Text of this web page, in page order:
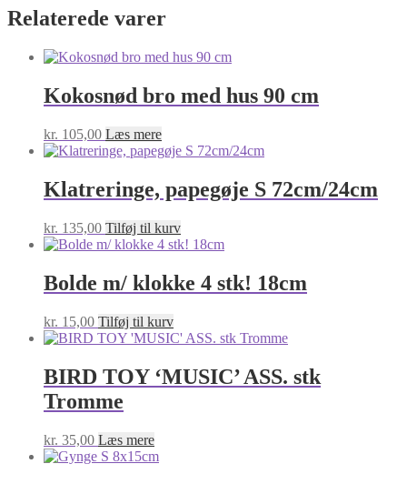
HANGER
W
PERLER
REB55x14CM
Relaterede varer
Kokosnød bro med hus 90 cm
kr. 105,00 Læs mere
Klatreringe, papegøje S 72cm/24cm
kr. 135,00 Tilføj til kurv
Bolde m/ klokke 4 stk! 18cm
kr. 15,00 Tilføj til kurv
BIRD TOY ‘MUSIC’ ASS. stk
Tromme
kr. 35,00 Læs mere